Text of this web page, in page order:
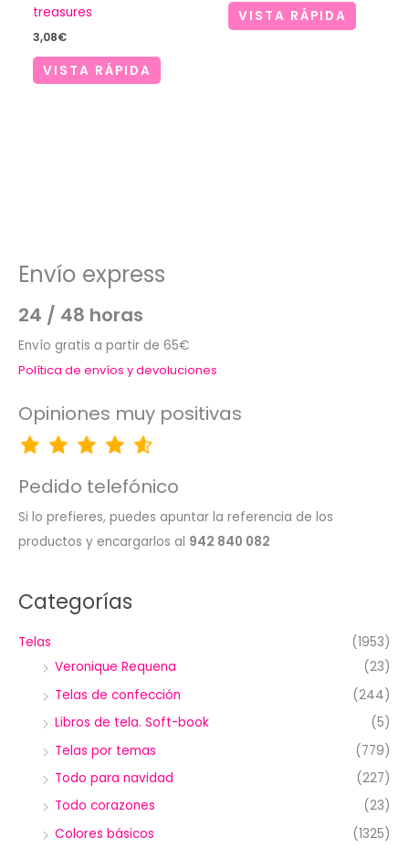
treasures
3,08€
VISTA RÁPIDA
VISTA RÁPIDA
Envío express
24 / 48 horas
Envío gratis a partir de 65€
Política de envíos y devoluciones
Opiniones muy positivas
Pedido telefónico
Si lo prefieres, puedes apuntar la referencia de los
productos y encargarlos al 942 840 082
Categorías
Telas
(1953)
Veronique Requena
(23)
Telas de confección
(244)
Libros de tela. Soft-book
(5)
Telas por temas
(779)
Todo para navidad
(227)
Todo corazones
(23)
Colores básicos
(1325)